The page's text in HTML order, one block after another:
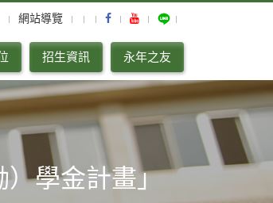
網站導覽
招生資訊 永年之友
）學金計畫」